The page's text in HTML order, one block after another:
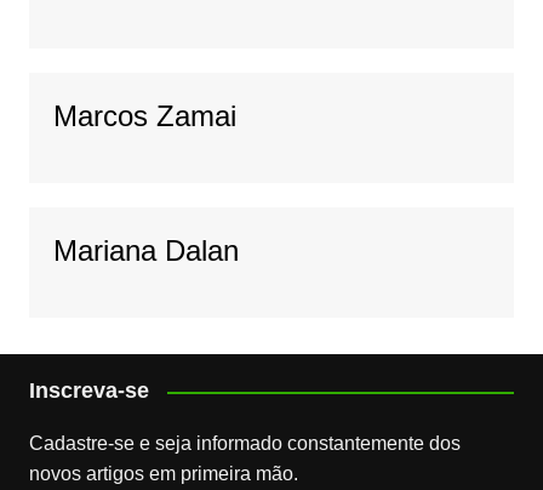
Marcos Zamai
Mariana Dalan
Inscreva-se
Cadastre-se e seja informado constantemente dos
novos artigos em primeira mão.